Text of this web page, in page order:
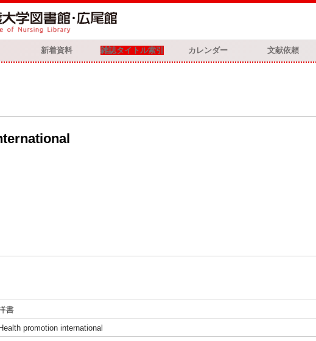
新着資料 雑誌タイトル索引 カレンダー 文献依頼
書
Health promotion international